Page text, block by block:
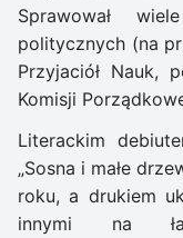
Sprawował
politycznych (na
Przyjaciół Nauk,
Komisji
Literackim
„Sosna i małe
roku, a drukiem
innymi na